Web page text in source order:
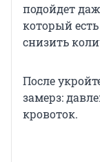
подойдет
который
снизить
После
замерз:
кровоток.